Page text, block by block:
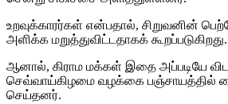
உறவுக்காரர்கள் என்பதால், சிறுவனின்
அளிக்க மறுத்துவிட்டதாகக் கூறப்படுகிறது.
ஆனால், கிராம மக்கள் இதை அப்படியே
செவ்வாய்கிழமை வழக்கை பஞ்சாயத்தில்
செய்தனர்.